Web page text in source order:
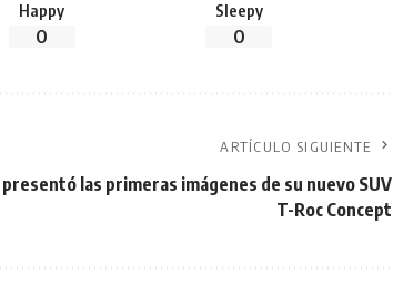
Happy
0
Sleepy
0
ARTÍCULO SIGUIENTE
las primeras imágenes de su nuevo SUV
T-Roc Concept